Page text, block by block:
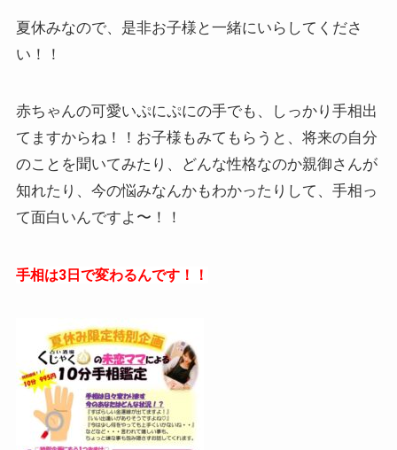
夏休みなので、是非お子様と一緒にいらしてくださ
い！！
赤ちゃんの可愛いぷにぷにの手でも、しっかり手相出
てますからね！！お子様もみてもらうと、将来の自分
のことを聞いてみたり、どんな性格なのか親御さんが
知れたり、今の悩みなんかもわかったりして、手相っ
て面白いんですよ〜！！
手相は3日で変わるんです！！